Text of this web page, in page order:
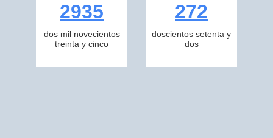
2935
dos mil novecientos
treinta y cinco
272
doscientos setenta y
dos